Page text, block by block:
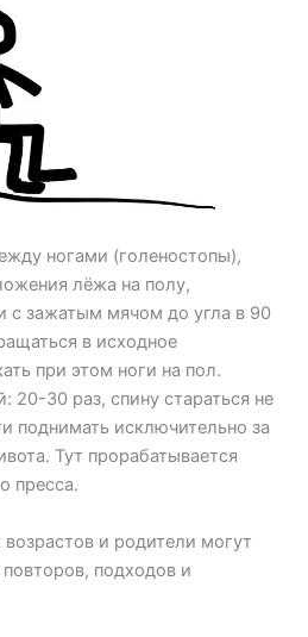
ногами (голеностопы),
лёжа на полу,
с зажатым мячом до угла в 90
в исходное
при этом ноги на пол.
20-30 раз, спину стараться не
поднимать исключительно за
Тут прорабатывается
пресса.
и родители могут
подходов и